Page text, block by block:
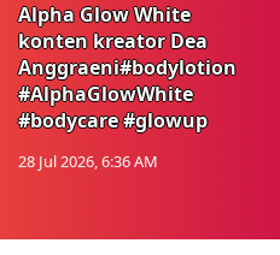
Alpha Glow White
konten kreator Dea
Anggraeni#bodylotion
#AlphaGlowWhite
#bodycare #glowup
28 Jul 2026, 6:36 AM